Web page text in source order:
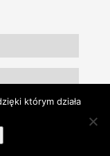
którym działa